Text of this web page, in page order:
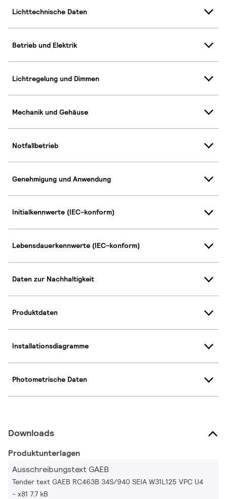
Lichttechnische Daten
Betrieb und Elektrik
Lichtregelung und Dimmen
Mechanik und Gehäuse
Notfallbetrieb
Genehmigung und Anwendung
Initialkennwerte (IEC-konform)
Lebensdauerkennwerte (IEC-konform)
Daten zur Nachhaltigkeit
Produktdaten
Installationsdiagramme
Photometrische Daten
Downloads
Produktunterlagen
Ausschreibungstext GAEB
Tender text GAEB RC463B 34S/940 SEIA W31L125 VPC U4
x81 7.7 kB